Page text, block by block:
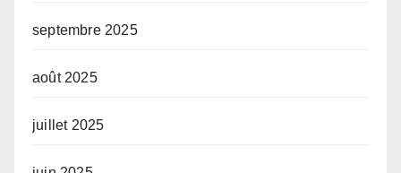
septembre 2025
août 2025
juillet 2025